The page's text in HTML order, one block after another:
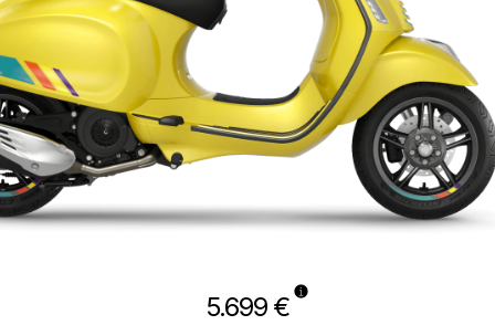
5.699 €